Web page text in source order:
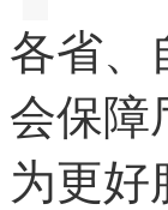
各省、
会保障
为更好